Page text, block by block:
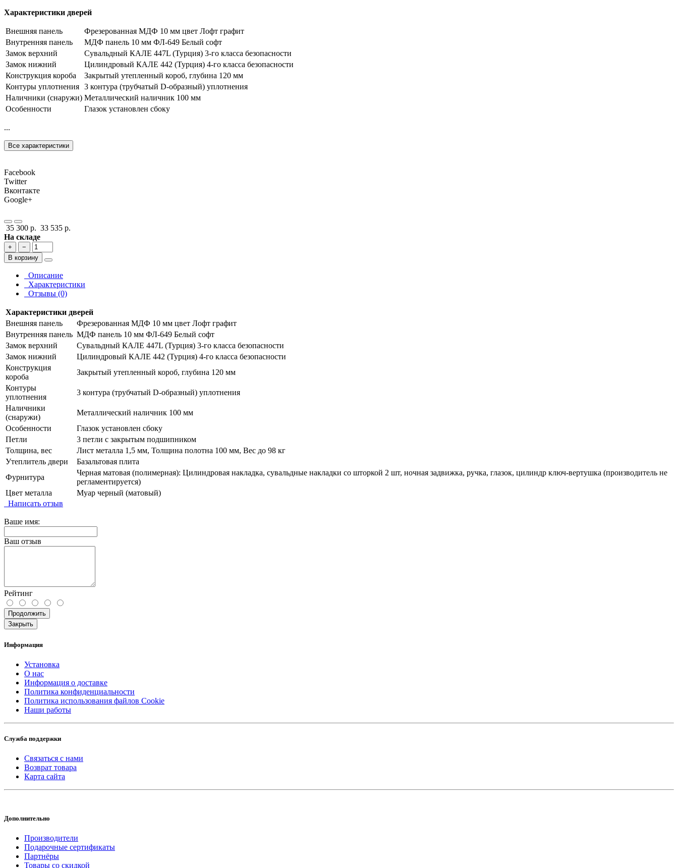
Характеристики дверей
Внешняя панель
Фрезерованная МДФ 10 мм цвет Лофт графит
Внутренняя панель
МДФ панель 10 мм ФЛ-649 Белый софт
Замок верхний
Сувальдный КАЛЕ 447L (Турция) 3-го класса безопасности
Замок нижний
Цилиндровый КАЛЕ 442 (Турция) 4-го класса безопасности
Конструкция короба
Закрытый утепленный короб, глубина 120 мм
Контуры уплотнения 3 контура (трубчатый D-образный) уплотнения
Наличники (снаружи) Металлический наличник 100 мм
Особенности
Глазок установлен сбоку
...
Все характеристики
Facebook
Twitter
Вконтакте
Google+
35 300 р. 33 535 р.
На складе
+
−
В корзину
Описание
Характеристики
Отзывы (0)
Характеристики дверей
Внешняя панель
Фрезерованная МДФ 10 мм цвет Лофт графит
Внутренняя панель МДФ панель 10 мм ФЛ-649 Белый софт
Замок верхний
Сувальдный КАЛЕ 447L (Турция) 3-го класса безопасности
Замок нижний
Цилиндровый КАЛЕ 442 (Турция) 4-го класса безопасности
Конструкция
короба
Закрытый утепленный короб, глубина 120 мм
Контуры
уплотнения
3 контура (трубчатый D-образный) уплотнения
Наличники
(снаружи)
Металлический наличник 100 мм
Особенности
Глазок установлен сбоку
Петли
3 петли с закрытым подшипником
Толщина, вес
Лист металла 1,5 мм, Толщина полотна 100 мм, Вес до 98 кг
Утеплитель двери
Базальтовая плита
Фурнитура
Черная матовая (полимерная): Цилиндровая накладка, сувальдные накладки со шторкой 2 шт, ночная задвижка, ручка, глазок, цилиндр ключ-вертушка (производитель не
регламентируется)
Цвет металла
Муар черный (матовый)
Написать отзыв
Ваше имя:
Ваш отзыв
Рейтинг
Продолжить
Закрыть
Информация
Установка
О нас
Информация о доставке
Политика конфиденциальности
Политика использования файлов Cookie
Наши работы
Служба поддержки
Связаться с нами
Возврат товара
Карта сайта
Дополнительно
Производители
Подарочные сертификаты
Партнёры
Товары со скидкой